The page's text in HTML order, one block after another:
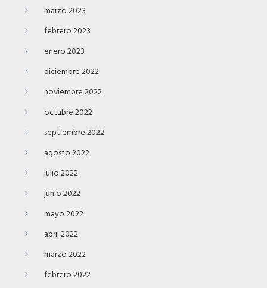
marzo 2023
febrero 2023
enero 2023
diciembre 2022
noviembre 2022
octubre 2022
septiembre 2022
agosto 2022
julio 2022
junio 2022
mayo 2022
abril 2022
marzo 2022
febrero 2022